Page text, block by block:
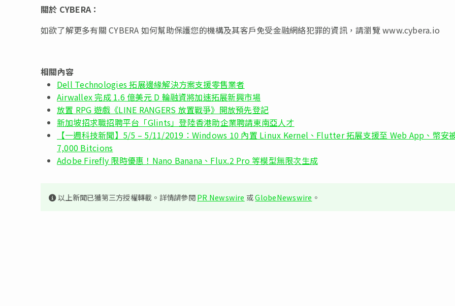
關於 CYBERA ：
如欲了解更多有關 CYBERA 如何幫助保護您的機構及其客戶免受金融網絡犯罪的資訊，請瀏覽 www.cybera.io
相關內容
Dell Technologies 拓展邊緣解決方案支援零售業者
Airwallex 完成 1.6 億美元 D 輪融資將加速拓展新興市場
放置 RPG 遊戲《LINE RANGERS 放置戰爭》開放預先登記
新加坡招求職招聘平台「Glints」登陸香港助企業聘請東南亞人才
【一週科技新聞】5/5 – 5/11/2019：Windows 10 內置 Linux Kernel、Flutter 拓展支援至 Web App、幣安
7,000 Bitcions
Adobe Firefly 限時優惠！Nano Banana、Flux.2 Pro 等模型無限次生成
以上新聞已獲第三方授權轉載。詳情請參閱PR Newswire 或GlobeNewswire 。